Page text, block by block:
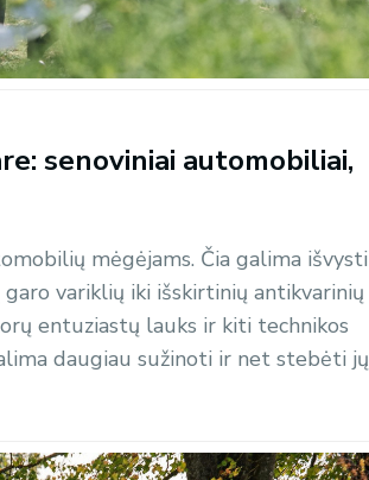
senoviniai automobiliai,
mėgėjams. Čia galima išvysti
variklių iki išskirtinių antikvarinių
entuziastų lauks ir kiti technikos
daugiau sužinoti ir net stebėti jų